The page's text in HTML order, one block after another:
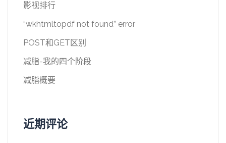
影视排行
“wkhtmltopdf not found” error
POST和GET区别
减脂-我的四个阶段
减脂概要
近期评论